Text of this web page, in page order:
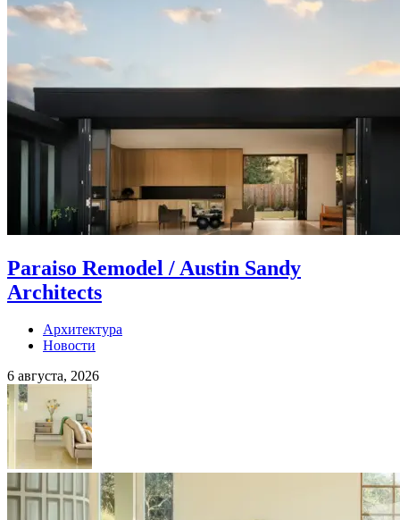
Paraiso Remodel / Austin Sandy
Architects
Архитектура
Новости
6 августа, 2026